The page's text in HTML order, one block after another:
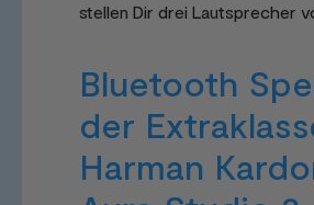
stellen Dir drei Lautsprecher
Bluetooth
der
Harman